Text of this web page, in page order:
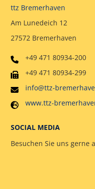
ttz Bremerhaven
Am Lunedeich 12
27572 Bremerhaven
+49 471 80934-200
+49 471 80934-299
info@ttz-
www.ttz-
SOCIAL MEDIA
Besuchen Sie uns gerne